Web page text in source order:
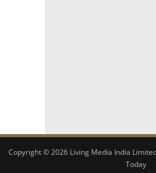
Copyright © 2026 Living Media India
Today